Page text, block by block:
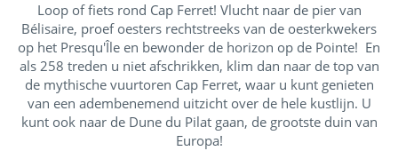
Loop of fiets rond Cap Ferret! Vlucht naar de pier van
Bélisaire, proef oesters rechtstreeks van de oesterkwekers
op het Presqu'Île en bewonder de horizon op de Pointe! En
als 258 treden u niet afschrikken, klim dan naar de top van
de mythische vuurtoren Cap Ferret, waar u kunt genieten
van een adembenemend uitzicht over de hele kustlijn. U
kunt ook naar de Dune du Pilat gaan, de grootste duin van
Europa!